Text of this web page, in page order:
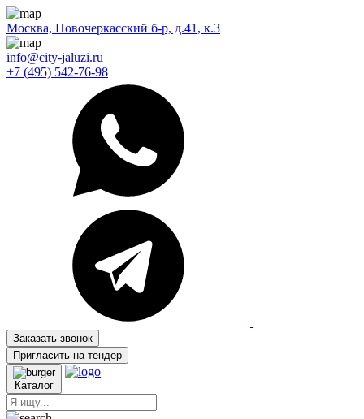
Москва, Новочеркасский б-р, д.41, к.3
info@city-jaluzi.ru
+7 (495) 542-76-98
Заказать звонок
Пригласить на тендер
Каталог